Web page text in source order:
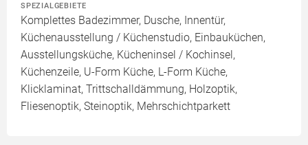
SPEZIALGEBIETE
Komplettes Badezimmer, Dusche, Innentür,
Küchenausstellung / Küchenstudio, Einbauküchen,
Ausstellungsküche, Kücheninsel / Kochinsel,
Küchenzeile, U-Form Küche, L-Form Küche,
Klicklaminat, Trittschalldämmung, Holzoptik,
Fliesenoptik, Steinoptik, Mehrschichtparkett